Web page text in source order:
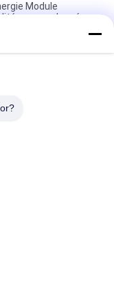
Module
non condensée
émetteur-
optique émetteur-